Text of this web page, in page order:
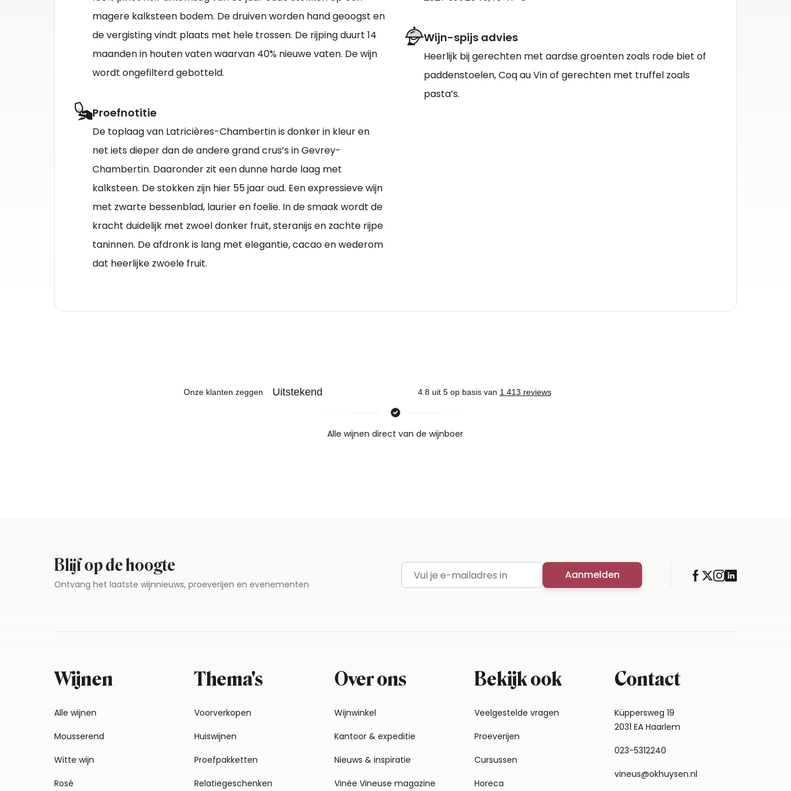
magere kalksteen bodem. De druiven worden hand geoogst en
de vergisting vindt plaats met hele trossen. De rijping duurt 14
maanden in houten vaten waarvan 40% nieuwe vaten. De wijn
wordt ongefilterd gebotteld.
Proefnotitie
De toplaag van Latricières-Chambertin is donker in kleur en
net iets dieper dan de andere grand crus’s in Gevrey-
Chambertin. Daaronder zit een dunne harde laag met
kalksteen. De stokken zijn hier 55 jaar oud. Een expressieve wijn
met zwarte bessenblad, laurier en foelie. In de smaak wordt de
kracht duidelijk met zwoel donker fruit, steranijs en zachte rijpe
taninnen. De afdronk is lang met elegantie, cacao en wederom
dat heerlijke zwoele fruit.
Wijn-spijs advies
Heerlijk bij gerechten met aardse groenten zoals rode biet of
paddenstoelen, Coq au Vin of gerechten met truffel zoals
pasta’s.
Nieuws & inspiratie in Vineé Vineuse
Alle wijnen direct van de wijnboer
Blijf op de hoogte
Ontvang het laatste wijnnieuws, proeverijen en evenementen E-mailadres Aanmelden
Wijnen
Alle wijnen
Mousserend
Witte wijn
Rosé
Thema's
Voorverkopen
Huiswijnen
Proefpakketten
Relatiegeschenken
Over ons
Wijnwinkel
Kantoor & expeditie
Nieuws & inspiratie
Vinée Vineuse magazine
Bekijk ook
Veelgestelde vragen
Proeverijen
Cursussen
Horeca
Contact
Küppersweg 19
2031 EA Haarlem
023-5312240
vineus@okhuysen.nl